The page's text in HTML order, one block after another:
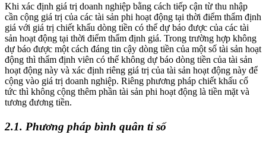
Khi xác định giá trị doanh nghiệp bằng cách tiếp cận từ thu nhập
cần cộng giá trị của các tài sản phi hoạt động tại thời điểm thẩm định
giá với giá trị chiết khấu dòng tiền có thể dự báo được của các tài
sản hoạt động tại thời điểm thẩm định giá. Trong trường hợp không
dự báo được một cách đáng tin cậy dòng tiền của một số tài sản hoạt
động thì thẩm định viên có thể không dự báo dòng tiền của tài sản
hoạt động này và xác định riêng giá trị của tài sản hoạt động này để
cộng vào giá trị doanh nghiệp. Riêng phương pháp chiết khấu cổ
tức thì không cộng thêm phần tài sản phi hoạt động là tiền mặt và
tương đương tiền.
2.1. Phương pháp bình quân tỉ số